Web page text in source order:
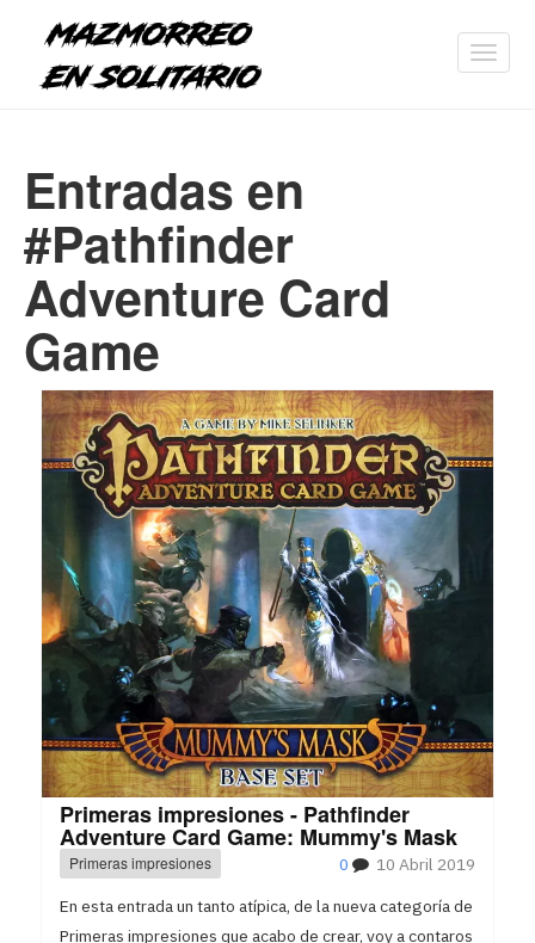
Entradas en
#Pathfinder
Adventure Card
Game
Primeras impresiones - Pathfinder
Adventure Card Game: Mummy's Mask
Primeras impresiones 10 Abril 2019
0
En esta entrada un tanto atípica, de la nueva categoría de
Primeras impresiones que acabo de crear, voy a contaros